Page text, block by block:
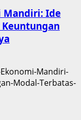
Mandiri: Ide